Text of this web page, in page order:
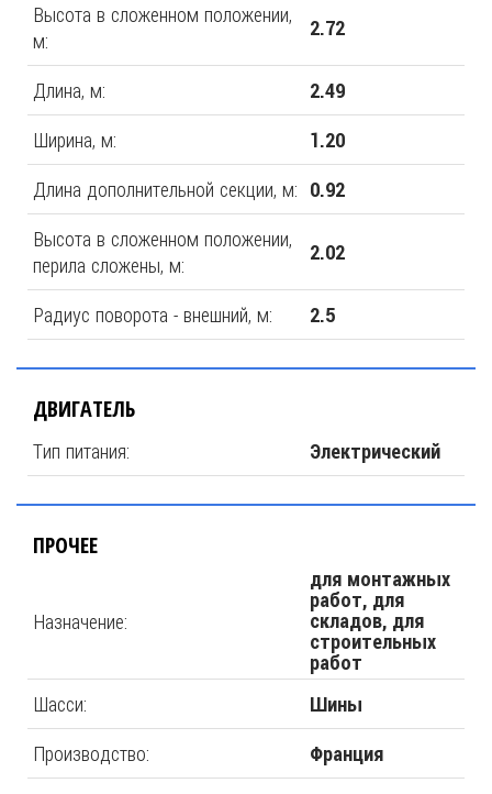
Высота в сложенном положении,
м:
2.72
Длина, м: 2.49
Ширина, м: 1.20
Длина дополнительной секции, м: 0.92
Высота в сложенном положении,
перила сложены, м:
2.02
Радиус поворота - внешний, м: 2.5
ДВИГАТЕЛЬ
Тип питания: Электрический
ПРОЧЕЕ
Назначение:
для монтажных
работ, для
складов, для
строительных
работ
Шасси: Шины
Производство: Франция